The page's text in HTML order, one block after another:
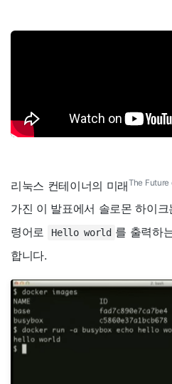
리눅스 컨테이너의 미래The Future
가진 이 발표에서 솔로몬 하이크
령어로
Hello world 를 출력하
합니다.